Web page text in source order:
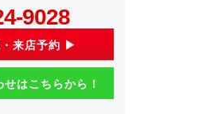
9028
来店予約 ▶
はこちらから！